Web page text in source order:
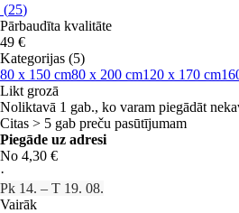
(25)
Pārbaudīta kvalitāte
49 €
Kategorijas (5)
80 x 150 cm80 x 200 cm120 x 170 cm
Likt grozā
Noliktavā 1 gab., ko varam piegādāt
Citas > 5 gab preču pasūtījumam
Piegāde uz adresi
No 4,30 €
·
Pk 14. – T 19. 08.
Vairāk